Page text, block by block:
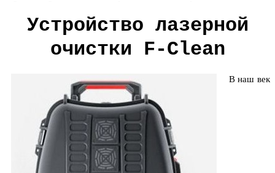
Устройство лазерной
очистки F-Clean
В наш век